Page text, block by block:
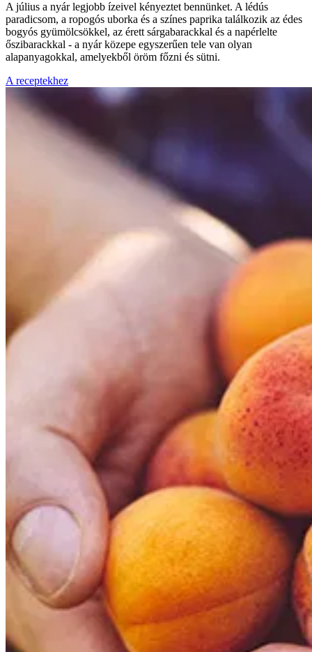
A július a nyár legjobb ízeivel kényeztet bennünket. A lédús
paradicsom, a ropogós uborka és a színes paprika találkozik az édes
bogyós gyümölcsökkel, az érett sárgabarackkal és a napérlelte
őszibarackkal - a nyár közepe egyszerűen tele van olyan
alapanyagokkal, amelyekből öröm főzni és sütni.
A receptekhez